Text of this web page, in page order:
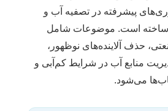
پیشرفته در تصفیه آب و
است. موضوعات شامل
حذف آلاینده‌های نوظهور،
منابع آب در شرایط کم‌آبی و
می‌شود.